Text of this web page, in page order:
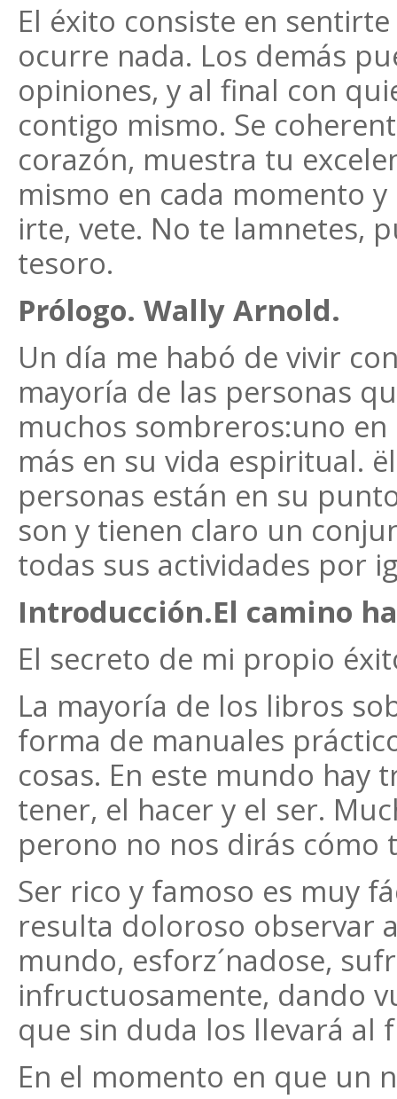
El éxito consiste en
ocurre nada. Los demás
opiniones, y al final con
contigo mismo. Se
corazón, muestra tu
mismo en cada momento
irte, vete. No te lamnetes,
tesoro.
Prólogo. Wally Arnold.
Un día me habó de vivir
mayoría de las personas
muchos sombreros:uno
más en su vida espiritual.
personas están en su
son y tienen claro un
todas sus actividades por
Introducción.El camino
El secreto de mi propio
La mayoría de los libros
forma de manuales
cosas. En este mundo hay
tener, el hacer y el ser.
perono no nos dirás cómo
Ser rico y famoso es muy
resulta doloroso observar
mundo, esforz´nadose,
infructuosamente, dando
que sin duda los llevará al
En el momento en que un